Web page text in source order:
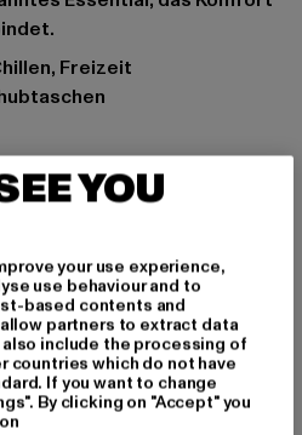
Freizeit
65% Polyester, 35%
| DE
YOU
your use experience,
use behaviour and to
based contents and
partners to extract data
include the processing of
countries which do not have
If you want to change
By clicking on "Accept" you